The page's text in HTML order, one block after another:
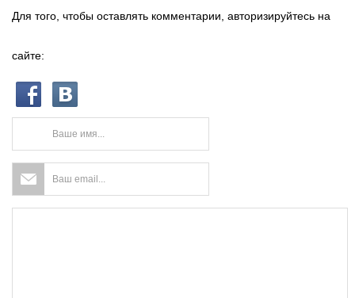
Для того, чтобы оставлять комментарии, авторизируйтесь на
сайте: